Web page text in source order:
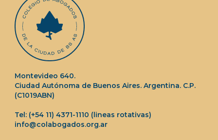
Montevideo 640.
Ciudad Autónoma de Buenos Aires. Argentina. C.P.
(C1019ABN)
Tel: (+54 11) 4371-1110 (lineas rotativas)
info@colabogados.org.ar